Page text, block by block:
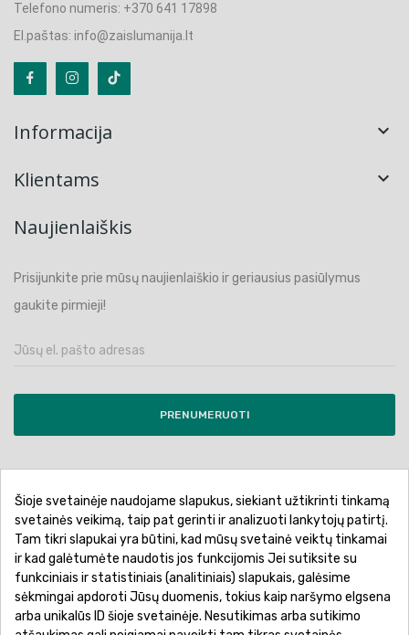
Telefono numeris: +370 641 17898
El.paštas: info@zaislumanija.lt
Informacija 
Klientams 
Naujienlaiškis
Prisijunkite prie mūsų naujienlaiškio ir geriausius pasiūlymus
gaukite pirmieji!
PRENUMERUOTI
Pirkimo sąlygos ir taisyklės
Privatumo politika
Garantinis aptarnavimas
Prekių pristatymas
Prekių grąžinimas
Atsiskaitymo būdai
Šioje svetainėje naudojame slapukus, siekiant užtikrinti tinkamą
svetainės veikimą, taip pat gerinti ir analizuoti lankytojų patirtį.
Tam tikri slapukai yra būtini, kad mūsų svetainė veiktų tinkamai
ir kad galėtumėte naudotis jos funkcijomis Jei sutiksite su
funkciniais ir statistiniais (analitiniais) slapukais, galėsime
sėkmingai apdoroti Jūsų duomenis, tokius kaip naršymo elgsena
arba unikalūs ID šioje svetainėje. Nesutikimas arba sutikimo